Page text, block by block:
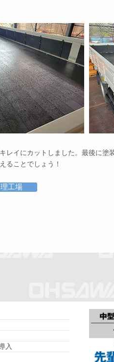
レイにカットしました。最後に塗
ることでしょう！
工場
入